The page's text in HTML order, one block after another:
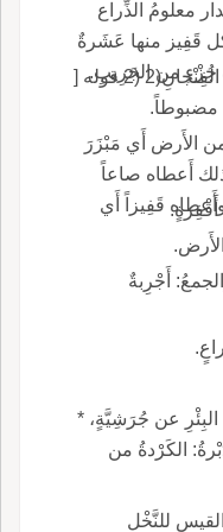
معلومُ الذِّراع
قَفِيز منها عَشَرةٌ
جُزْءٍ من الجَرِيبِ.
وقيل: الجَريبُ من الأَرض نصف الفِنْجانِ(2 (2 قوله [
مضبوطاً.
من الأَرض أَي مَبْزَرَ
أَعطاه صاعاً
قَفِيزاً أَي
قال ابن دريد: لا أَحْسَبُه عَرَبِيّاً؛ والجمعُ: أَجْرِبةٌ
عن جُرَشِيَّةٍ، *
الكَرْدةُ من
للنَّخْل